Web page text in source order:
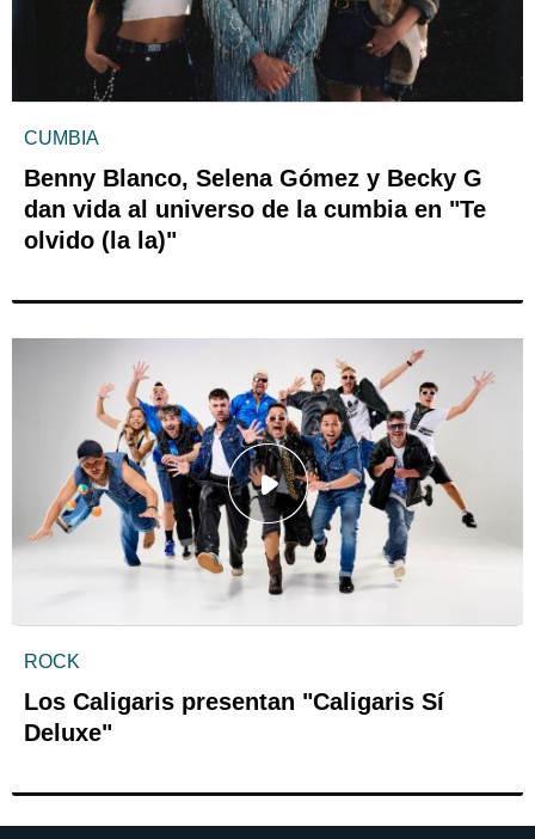
CUMBIA
Benny Blanco, Selena Gómez y Becky G
dan vida al universo de la cumbia en "Te
olvido (la la)"
ROCK
Los Caligaris presentan "Caligaris Sí
Deluxe"